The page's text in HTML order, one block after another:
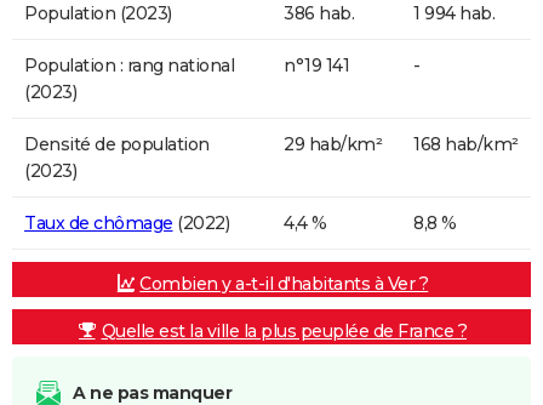
Population (2023) 386 hab. 1 994 hab.
Population : rang national
(2023)
n°19 141 -
Densité de population
(2023)
29 hab/km² 168 hab/km²
Taux de chômage (2022) 4,4 % 8,8 %
Combien y a-t-il d'habitants à Ver ?
Quelle est la ville la plus peuplée de France ?
A ne pas manquer